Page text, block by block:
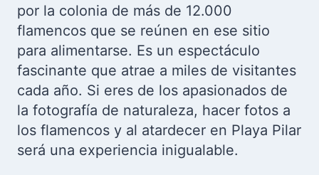
por la colonia de más de 12.000
flamencos que se reúnen en ese sitio
para alimentarse. Es un espectáculo
fascinante que atrae a miles de visitantes
cada año. Si eres de los apasionados de
la fotografía de naturaleza, hacer fotos a
los flamencos y al atardecer en Playa Pilar
será una experiencia inigualable.